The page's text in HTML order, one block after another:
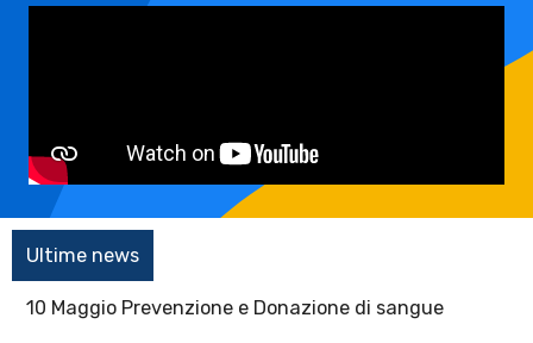
Ultime news
10 Maggio Prevenzione e Donazione di sangue